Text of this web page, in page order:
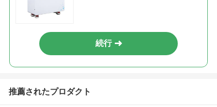
続行
推薦されたプロダクト